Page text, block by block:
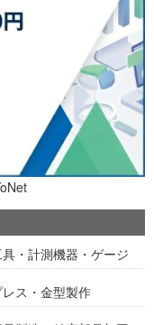
・計測機器・ゲージ
ス・金型製作